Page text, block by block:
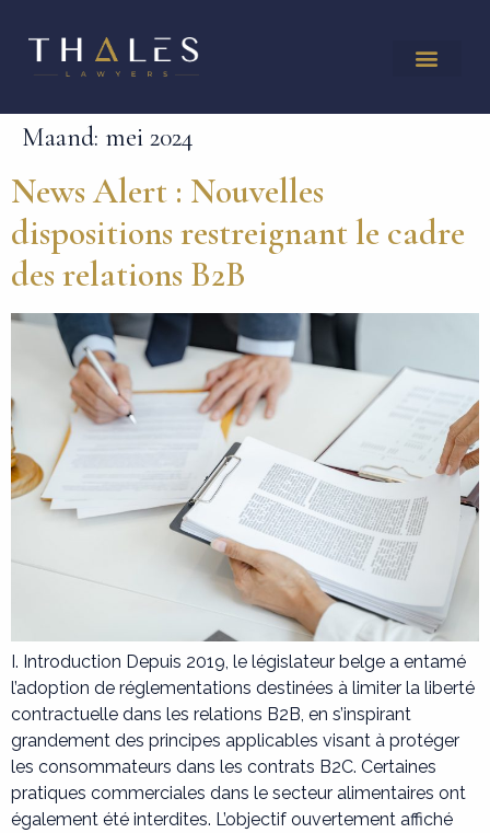
Maand: mei 2024
News Alert : Nouvelles
dispositions restreignant le cadre
des relations B2B
I. Introduction Depuis 2019, le législateur belge a entamé
l’adoption de réglementations destinées à limiter la liberté
contractuelle dans les relations B2B, en s’inspirant
grandement des principes applicables visant à protéger
les consommateurs dans les contrats B2C. Certaines
pratiques commerciales dans le secteur alimentaires ont
également été interdites. L’objectif ouvertement affiché